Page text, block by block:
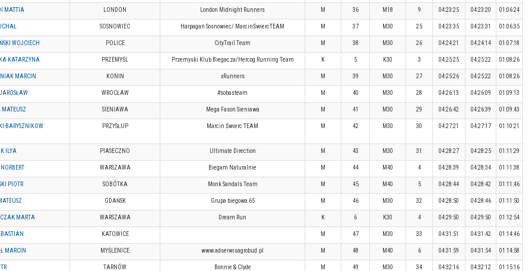
MATTIA LONDON London Midnight Runners M 36 M18 9 04:23:25 04:23:20 01:06:24
SOSNOWIEC Harpagan Sosnowiec/ MarcinŚwiercTEAM M 37 M30 25 04:23:35 04:23:31 01:06:35
WOJCIECH POLICE CityTrail Team M 38 M30 26 04:24:21 04:24:14 01:07:18
KATARZYNA PRZEMYŚL Przemyski Klub Biegacza/Hercog Running Team K 5 K30 3 04:25:25 04:25:22 01:08:26
MARCIN KONIN xRunners M 39 M30 27 04:25:26 04:25:22 01:08:26
WROCŁAW #sobasteam M 40 M30 28 04:26:13 04:26:09 01:09:13
SIENIAWA Mega Fason Sieniawa M 41 M30 29 04:26:42 04:26:39 01:09:43
BARYSZNIKOW PRZYSŁUP Marcin Świerc TEAM M 42 M30 30 04:27:21 04:27:17 01:10:21
ILYA PIASECZNO Ultimate Direction M 43 M30 31 04:28:27 04:28:25 01:11:29
WARSZAWA Biegam Naturalnie M 44 M40 4 04:28:39 04:28:34 01:11:38
PIOTR SOBÓTKA Monk Sandals Team M 45 M40 5 04:28:44 04:28:42 01:11:46
GDAŃSK Grupa biegowa 65 M 46 M30 32 04:28:50 04:28:46 01:11:50
MARTA WARSZAWA Dream Run K 6 K30 4 04:29:50 04:29:50 01:12:54
KATOWICE M 47 M30 33 04:31:51 04:31:42 01:14:46
MARCIN MYŚLENICE www.adserwisagrobud.pl M 48 M40 6 04:31:59 04:31:54 01:14:58
TARNÓW Bonnie & Clyde M 49 M30 34 04:32:16 04:32:12 01:15:16